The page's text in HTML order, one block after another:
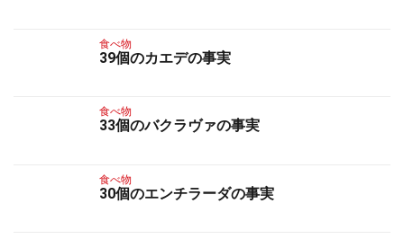
食べ物
39個のカエデの事実
食べ物
33個のバクラヴァの事実
食べ物
30個のエンチラーダの事実